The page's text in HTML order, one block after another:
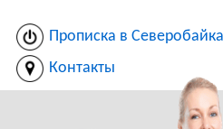
Прописка в
Контакты